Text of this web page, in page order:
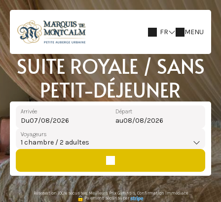
FR MENU
SUITE ROYALE / SANS
PETIT-DÉJEUNER
Arrivée
Du
Départ
au
Voyageurs
1 chambre /2 adultes
Réservation 100% sécurisée, Meilleurs Prix Garantis, Confirmation Immédiate
Paiement sécurisé par